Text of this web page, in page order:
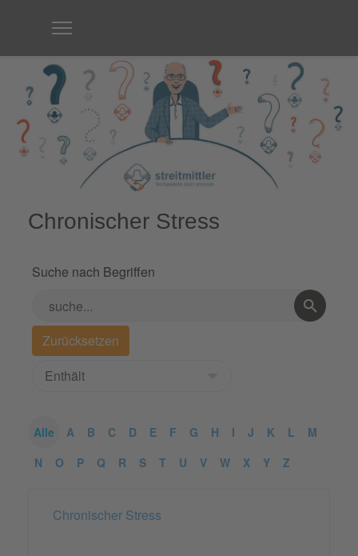
Chronischer Stress
Suche nach Begriffen
Alle A B C D E F G H I J K L
M
N
O P Q R S T U V W X Y Z
Chronischer Stress